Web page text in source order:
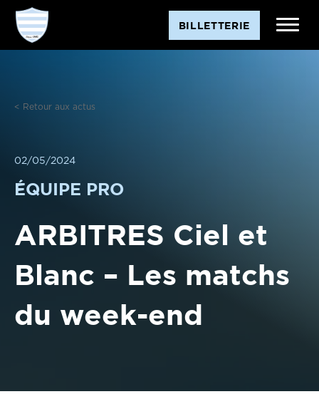
Aller
contenu
BILLETTERIE
< Retour aux actus
02/05/2024
ÉQUIPE PRO
ARBITRES Ciel et
Blanc – Les matchs
du week-end